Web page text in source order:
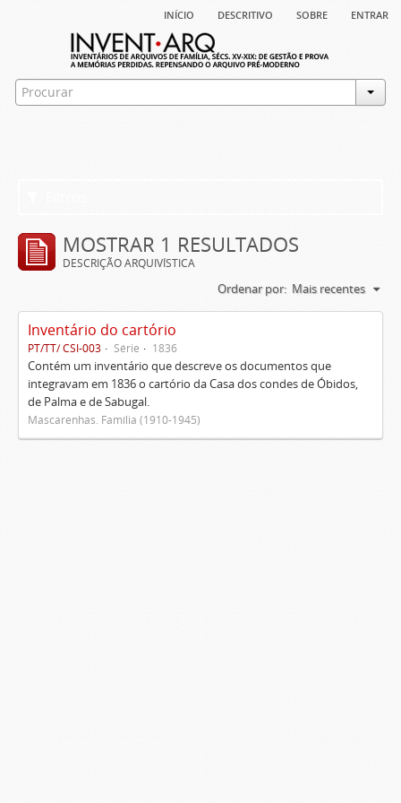
início descritivo sobre entrar
MOSTRAR 1 RESULTADOS
DESCRIÇÃO ARQUIVÍSTICA
Ordenar por: Mais recentes
Inventário do cartório
PT/TT/ CSI-003 Série 1836
Contém um inventário que descreve os documentos que
integravam em 1836 o cartório da Casa dos condes de Óbidos,
de Palma e de Sabugal.
Mascarenhas. Família (1910-1945)